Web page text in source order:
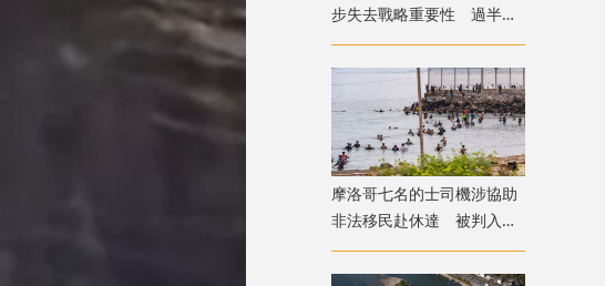
步失去戰略重要性 過半能
源將由地下管道輸送
摩洛哥七名的士司機涉協助
非法移民赴休達 被判入獄
兼罰款